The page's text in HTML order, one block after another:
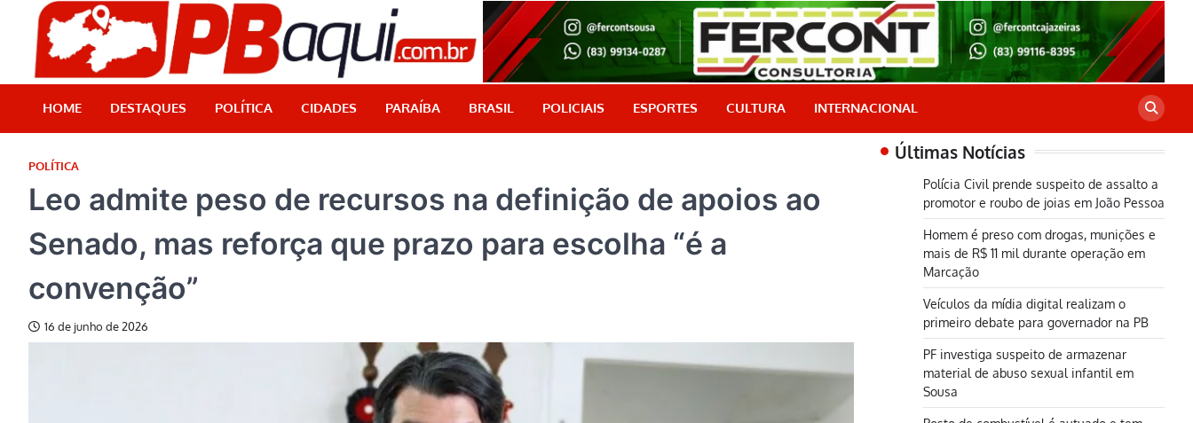
content
PB Aqui
Jornalismo com credibilidade, é aqui!
HOME DESTAQUES POLÍTICA CIDADES PARAÍBA BRASIL POLICIAIS ESPORTES CULTURA INTERNACIONAL
POLÍTICA
Leo admite peso de recursos na definição de apoios ao
Senado, mas reforça que prazo para escolha “é a
convenção”
16 de junho de 2026
Últimas Notícias
Polícia Civil prende suspeito de assalto a
promotor e roubo de joias em João Pessoa
Homem é preso com drogas, munições e
mais de R$ 11 mil durante operação em
Marcação
Veículos da mídia digital realizam o
primeiro debate para governador na PB
PF investiga suspeito de armazenar
material de abuso sexual infantil em
Sousa